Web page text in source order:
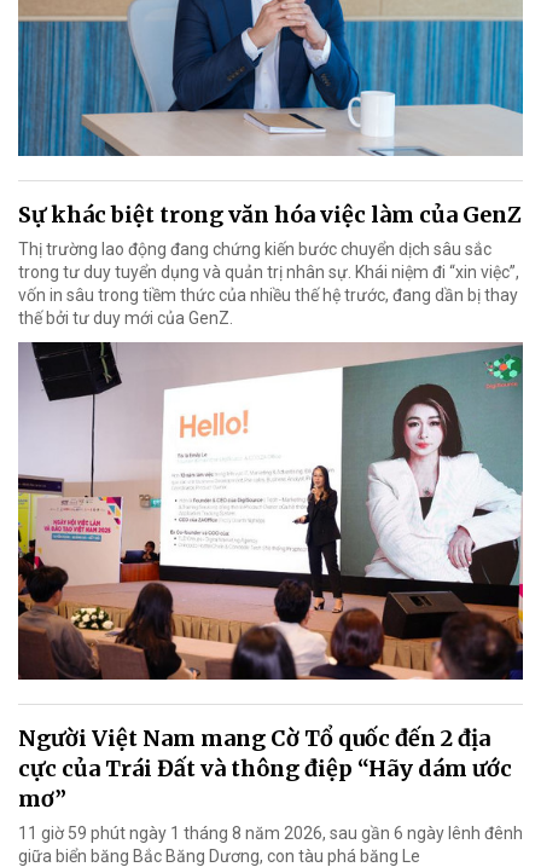
Sự khác biệt trong văn hóa việc làm của GenZ
Thị trường lao động đang chứng kiến bước chuyển dịch sâu sắc
trong tư duy tuyển dụng và quản trị nhân sự. Khái niệm đi “xin việc”,
vốn in sâu trong tiềm thức của nhiều thế hệ trước, đang dần bị thay
thế bởi tư duy mới của GenZ.
Người Việt Nam mang Cờ Tổ quốc đến 2 địa
cực của Trái Đất và thông điệp “Hãy dám ước
mơ”
11 giờ 59 phút ngày 1 tháng 8 năm 2026, sau gần 6 ngày lênh đênh
giữa biển băng Bắc Băng Dương, con tàu phá băng Le